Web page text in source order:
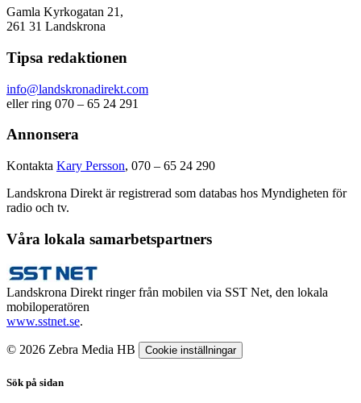
Gamla Kyrkogatan 21,
261 31 Landskrona
Tipsa redaktionen
info@landskronadirekt.com
eller ring 070 – 65 24 291
Annonsera
Kontakta Kary Persson, 070 – 65 24 290
Landskrona Direkt är registrerad som databas hos Myndigheten för
radio och tv.
Våra lokala samarbetspartners
Landskrona Direkt ringer från mobilen via SST Net, den lokala
mobiloperatören
www.sstnet.se.
© 2026 Zebra Media HB Cookie inställningar
Sök på sidan